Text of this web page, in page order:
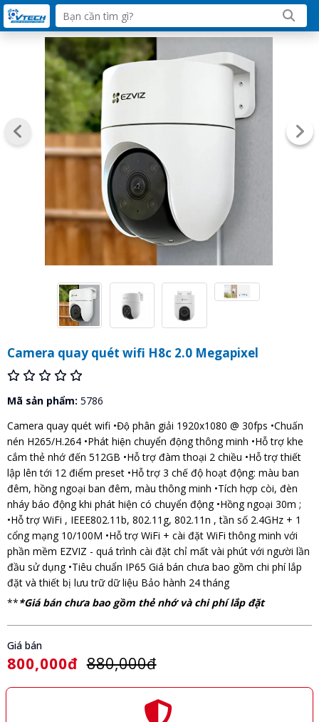
Camera quay quét wifi H8c 2.0 Megapixel
Mã sản phẩm: 5786
Camera quay quét wifi •Độ phân giải 1920x1080 @ 30fps •Chuấn
nén H265/H.264 •Phát hiện chuyển động thông minh •Hỗ trợ khe
cắm thẻ nhớ đến 512GB •Hỗ trợ đàm thoại 2 chiều •Hỗ trợ thiết
lập lên tới 12 điểm preset •Hỗ trợ 3 chế độ hoạt động: màu ban
đêm, hồng ngoại ban đêm, màu thông minh •Tích hợp còi, đèn
nháy báo động khi phát hiện có chuyển động •Hồng ngoại 30m ;
•Hỗ trợ WiFi , IEEE802.11b, 802.11g, 802.11n , tần số 2.4GHz + 1
cổng mạng 10/100M •Hỗ trợ WiFi + cài đặt WiFi thông minh với
phần mềm EZVIZ - quá trình cài đặt chỉ mất vài phút với người lần
đầu sử dụng •Tiêu chuẩn IP65 Giá bán chưa bao gồm chi phí lắp
đặt và thiết bị lưu trữ dữ liệu Bảo hành 24 tháng
***Giá bán chưa bao gồm thẻ nhớ và chi phí lắp đặt
Giá bán
800,000đ 880,000đ